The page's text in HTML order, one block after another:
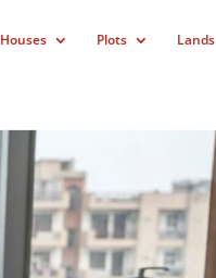
Houses Plots Lands